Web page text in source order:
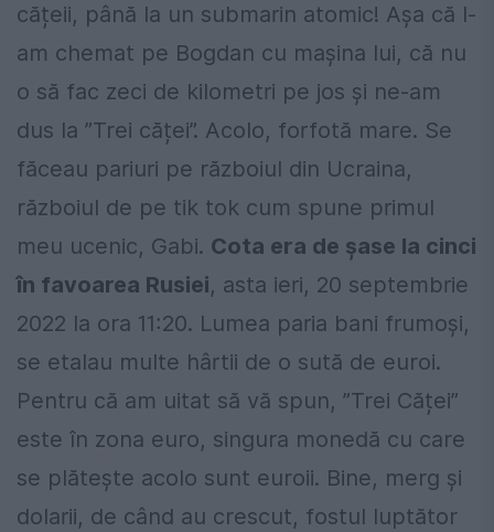
cățeii, până la un submarin atomic! Așa că l-
am chemat pe Bogdan cu mașina lui, că nu
o să fac zeci de kilometri pe jos și ne-am
dus la ”Trei căței”. Acolo, forfotă mare. Se
făceau pariuri pe războiul din Ucraina,
războiul de pe tik tok cum spune primul
meu ucenic, Gabi. Cota era de șase la cinci
în favoarea Rusiei, asta ieri, 20 septembrie
2022 la ora 11:20. Lumea paria bani frumoși,
se etalau multe hârtii de o sută de euroi.
Pentru că am uitat să vă spun, ”Trei Căței”
este în zona euro, singura monedă cu care
se plătește acolo sunt euroii. Bine, merg și
dolarii, de când au crescut, fostul luptător